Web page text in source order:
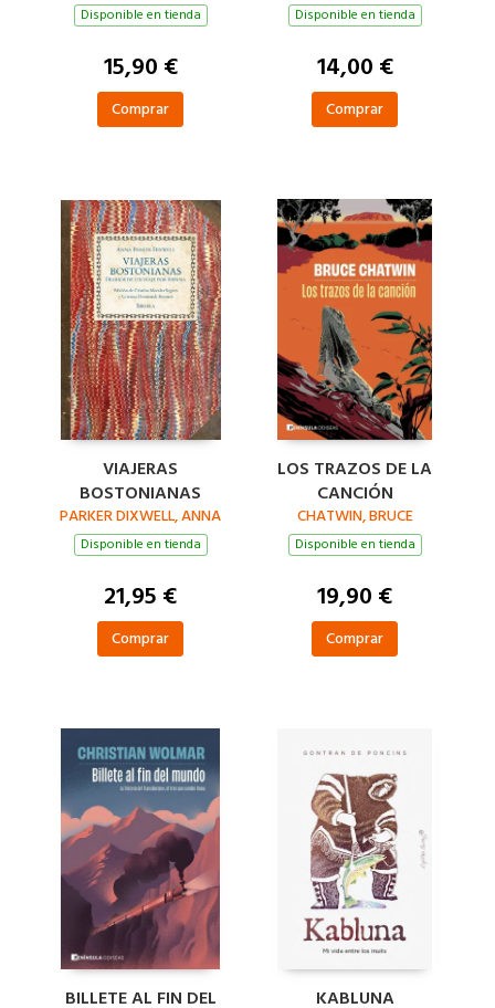
Disponible en tienda
15,90 €
Comprar
Disponible en tienda
14,00 €
Comprar
VIAJERAS
BOSTONIANAS
PARKER DIXWELL, ANNA
Disponible en tienda
21,95 €
Comprar
LOS TRAZOS DE LA
CANCIÓN
CHATWIN, BRUCE
Disponible en tienda
19,90 €
Comprar
BILLETE AL FIN DEL KABLUNA